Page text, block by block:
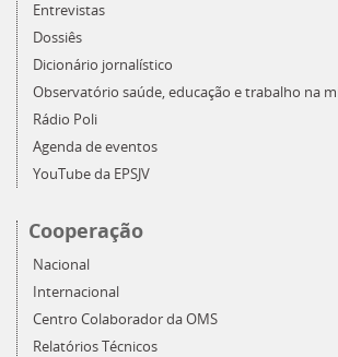
Entrevistas
Dossiês
Dicionário jornalístico
Observatório saúde, educação e trabalho na
Rádio Poli
Agenda de eventos
YouTube da EPSJV
Cooperação
Nacional
Internacional
Centro Colaborador da OMS
Relatórios Técnicos